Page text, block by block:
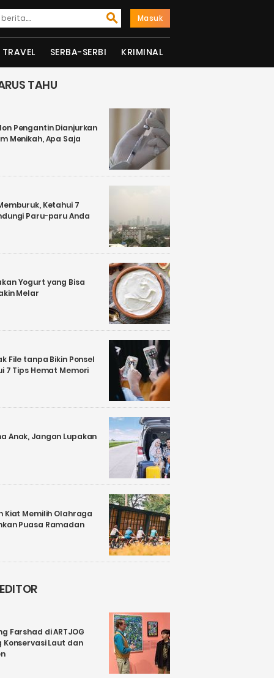
Masuk
TRAVEL SERBA-SERBI KRIMINAL
TAHU
Pengantin Dianjurkan
Menikah, Apa Saja
Ketahui 7
Paru-paru Anda
Yogurt yang Bisa
Melar
File tanpa Bikin Ponsel
7 Tips Hemat Memori
Anak, Jangan Lupakan
Kiat Memilih Olahraga
Puasa Ramadan
Farshad di ARTJOG
Konservasi Laut dan